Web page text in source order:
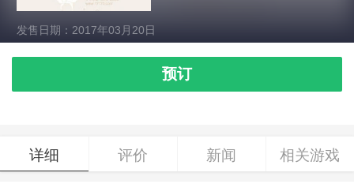
发售日期：2017年03月20日
预订
详细 评价 新闻 相关游戏